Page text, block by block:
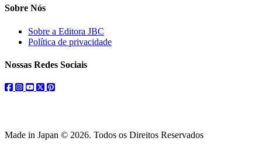
Sobre Nós
Sobre a Editora JBC
Política de privacidade
Nossas Redes Sociais
facebook
instagram
youtube
twitterpinterest
Made in Japan © 2026. Todos os Direitos Reservados